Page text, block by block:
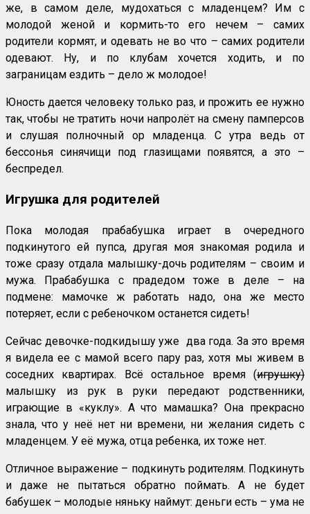
же, в самом деле, мудохаться с младенцем? Им с
молодой женой и кормить-то его нечем – самих
родители кормят, и одевать не во что – самих родители
одевают. Ну, и по клубам хочется ходить, и по
заграницам ездить – дело ж молодое!
Юность дается человеку только раз, и прожить ее нужно
так, чтобы не тратить ночи напролёт на смену памперсов
и слушая полночный ор младенца. С утра ведь от
бессонья синячищи под глазищами появятся, а это –
беспредел.
Игрушка для родителей
Пока молодая прабабушка играет в очередного
подкинутого ей пупса, другая моя знакомая родила и
тоже сразу отдала малышку-дочь родителям – своим и
мужа. Прабабушка с прадедом тоже в деле – на
подмене: мамочке ж работать надо, она же место
потеряет, если с ребеночком останется сидеть!
Сейчас девочке-подкидышу уже два года. За это время
я видела ее с мамой всего пару раз, хотя мы живем в
соседних квартирах. Всё остальное время (игрушку)
малышку из рук в руки передают родственники,
играющие в «куклу». А что мамашка? Она прекрасно
знала, что у неё нет ни времени, ни желания сидеть с
младенцем. У её мужа, отца ребенка, их тоже нет.
Отличное выражение – подкинуть родителям. Подкинуть
и даже не пытаться обратно поймать. А не будет
бабушек – молодые няньку наймут: деньги есть – ума не